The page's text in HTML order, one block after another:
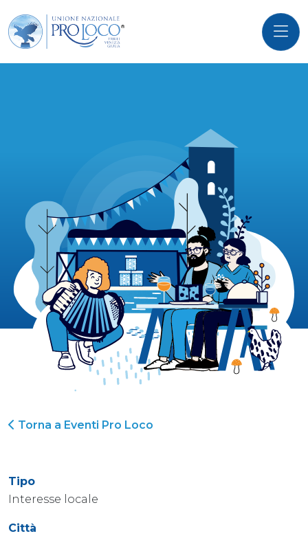
Torna a Eventi Pro Loco
Tipo
Interesse locale
Città